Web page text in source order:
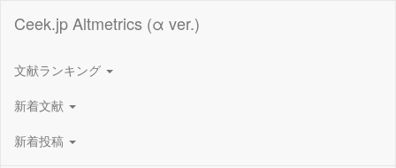
Ceek.jp Altmetrics (α ver.)
文献ランキング
新着文献
新着投稿